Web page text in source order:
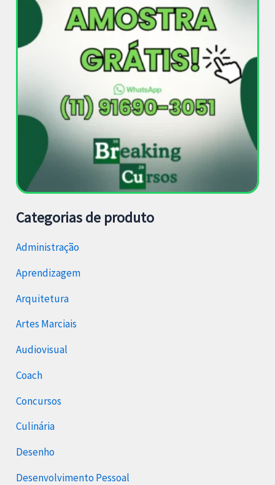
Categorias de produto
Administração
Aprendizagem
Arquitetura
Artes Marciais
Audiovisual
Coach
Concursos
Culinária
Desenho
Desenvolvimento Pessoal